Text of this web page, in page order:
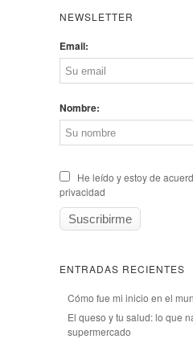
NEWSLETTER
Email:
Nombre:
He leído y estoy de
privacidad
ENTRADAS RECIENTES
Cómo fue mi inicio en el
El queso y tu salud: lo que
supermercado